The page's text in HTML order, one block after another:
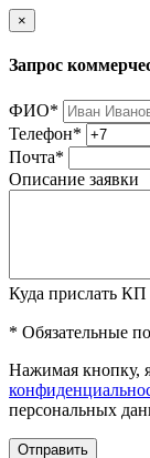
×
Запрос
ФИО*
Телефон*
Почта*
Описание заявки
Куда прислать КП
* Обязательные
Нажимая кнопку,
персональных
Отправить